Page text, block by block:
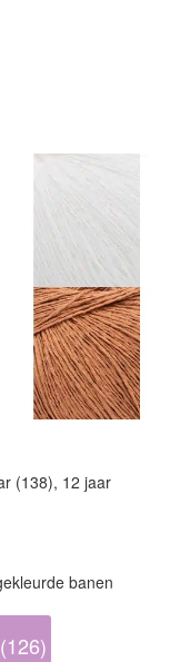
(138), 12 jaar
banen